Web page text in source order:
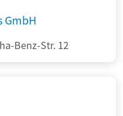
GmbH
Benz-Str. 12